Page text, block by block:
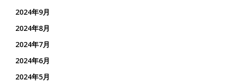
2024年9月
2024年8月
2024年7月
2024年6月
2024年5月